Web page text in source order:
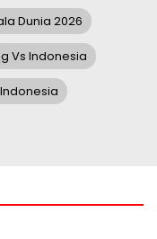
Dunia 2026
Vs Indonesia